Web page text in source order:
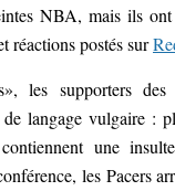
NBA, mais ils
réactions postés sur
les supporters
de langage vulgaire :
une
les Pacers